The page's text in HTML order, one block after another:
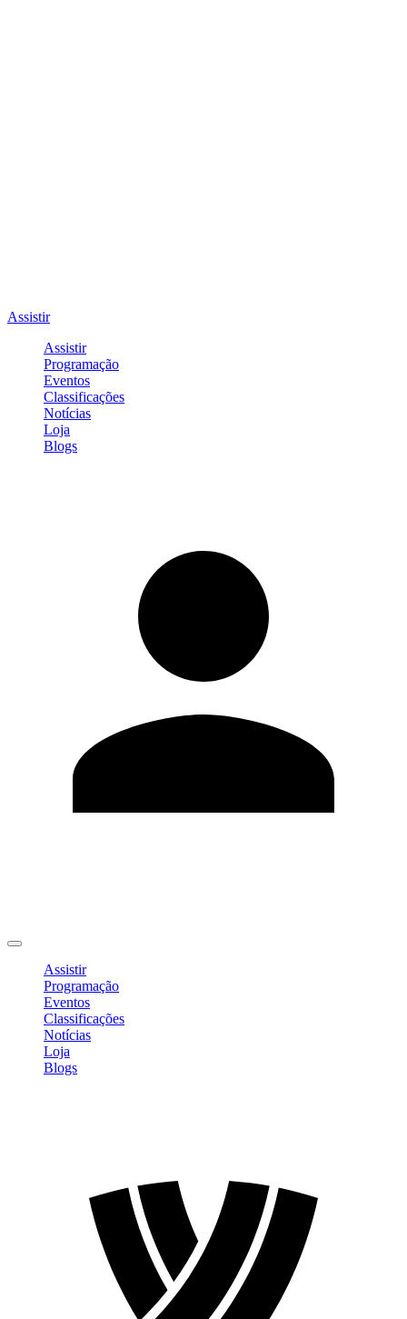
Assistir
Assistir
Programação
Eventos
Classificações
Notícias
Loja
Blogs
Assistir
Programação
Eventos
Classificações
Notícias
Loja
Blogs